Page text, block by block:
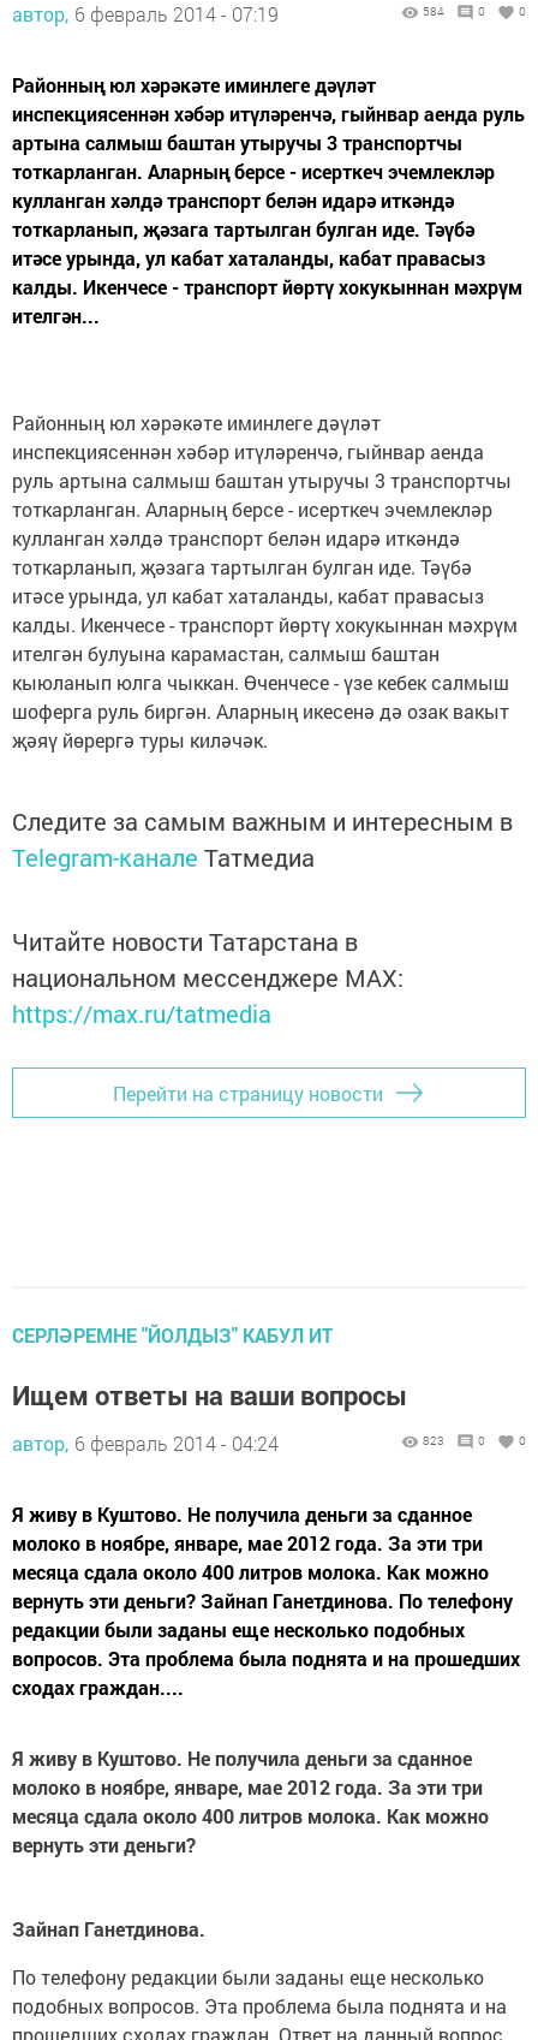
автор, 6 февраль 2014 - 07:19 584 0 0
Районның юл хәрәкәте иминлеге дәүләт
инспекциясеннән хәбәр итүләренчә, гыйнвар аенда руль
артына салмыш баштан утыручы 3 транспортчы
тоткарланган. Аларның берсе - исерткеч эчемлекләр
кулланган хәлдә транспорт белән идарә иткәндә
тоткарланып, җәзага тартылган булган иде. Тәүбә
итәсе урында, ул кабат хаталанды, кабат правасыз
калды. Икенчесе - транспорт йөртү хокукыннан мәхрүм
ителгән...
Районның юл хәрәкәте иминлеге дәүләт
инспекциясеннән хәбәр итүләренчә, гыйнвар аенда
руль артына салмыш баштан утыручы 3 транспортчы
тоткарланган. Аларның берсе - исерткеч эчемлекләр
кулланган хәлдә транспорт белән идарә иткәндә
тоткарланып, җәзага тартылган булган иде. Тәүбә
итәсе урында, ул кабат хаталанды, кабат правасыз
калды. Икенчесе - транспорт йөртү хокукыннан мәхрүм
ителгән булуына карамастан, салмыш баштан
кыюланып юлга чыккан. Өченчесе - үзе кебек салмыш
шоферга руль биргән. Аларның икесенә дә озак вакыт
җәяү йөрергә туры киләчәк.
Следите за самым важным и интересным в
Telegram-канале Татмедиа
Читайте новости Татарстана в
национальном мессенджере MАХ:
https://max.ru/tatmedia
Перейти на страницу новости
СЕРЛӘРЕМНЕ "ЙОЛДЫЗ" КАБУЛ ИТ
Ищем ответы на ваши вопросы
автор, 6 февраль 2014 - 04:24 823 0 0
Я живу в Куштово. Не получила деньги за сданное
молоко в ноябре, январе, мае 2012 года. За эти три
месяца сдала около 400 литров молока. Как можно
вернуть эти деньги? Зайнап Ганетдинова. По телефону
редакции были заданы еще несколько подобных
вопросов. Эта проблема была поднята и на прошедших
сходах граждан....
Я живу в Куштово. Не получила деньги за сданное
молоко в ноябре, январе, мае 2012 года. За эти три
месяца сдала около 400 литров молока. Как можно
вернуть эти деньги?
Зайнап Ганетдинова.
По телефону редакции были заданы еще несколько
подобных вопросов. Эта проблема была поднята и на
прошедших сходах граждан. Ответ на данный вопрос